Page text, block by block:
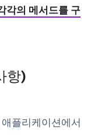
각의 메서드를 구
항)
플리케이션에서